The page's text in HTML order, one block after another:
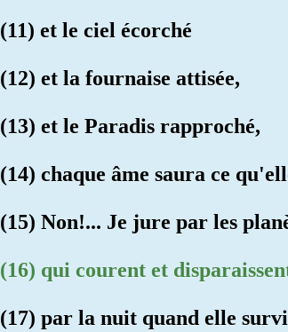
(11) et le ciel écorché
(12) et la fournaise attisée,
(13) et le Paradis rapproché,
(14) chaque âme saura ce
(15) Non!... Je jure par les
(16) qui courent et
(17) par la nuit quand elle